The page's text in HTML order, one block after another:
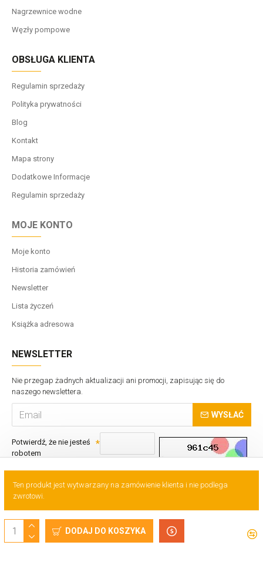
Ten produkt jest wytwarzany na zamówienie klienta i nie podlega
zwrotowi.
DODAJ DO KOSZYKA
Nagrzewnice wodne
Węzły pompowe
OBSŁUGA KLIENTA
Regulamin sprzedaży
Polityka prywatności
Blog
Kontakt
Mapa strony
Dodatkowe Informacje
Regulamin sprzedaży
MOJE KONTO
Moje konto
Historia zamówień
Newsletter
Lista życzeń
Książka adresowa
NEWSLETTER
Nie przegap żadnych aktualizacji ani promocji, zapisując się do
naszego newslettera.
WYSŁAĆ
Potwierdź, że nie jesteś
robotem
Copyrights © VTS Sp. z o.o.